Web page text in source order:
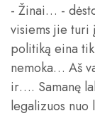
- Žinai… -
visiems jie
politiką eina
nemoka… Aš
ir…. Samanę
legalizuos nuo